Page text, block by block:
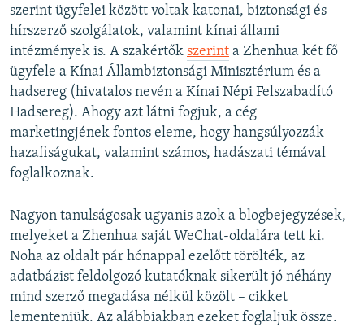
szerint ügyfelei között voltak katonai, biztonsági és
hírszerző szolgálatok, valamint kínai állami
intézmények is. A szakértők szerint a Zhenhua két fő
ügyfele a Kínai Állambiztonsági Minisztérium és a
hadsereg (hivatalos nevén a Kínai Népi Felszabadító
Hadsereg). Ahogy azt látni fogjuk, a cég
marketingjének fontos eleme, hogy hangsúlyozzák
hazafiságukat, valamint számos, hadászati témával
foglalkoznak.
Nagyon tanulságosak ugyanis azok a blogbejegyzések,
melyeket a Zhenhua saját WeChat-oldalára tett ki.
Noha az oldalt pár hónappal ezelőtt törölték, az
adatbázist feldolgozó kutatóknak sikerült jó néhány –
mind szerző megadása nélkül közölt – cikket
lementeniük. Az alábbiakban ezeket foglaljuk össze.